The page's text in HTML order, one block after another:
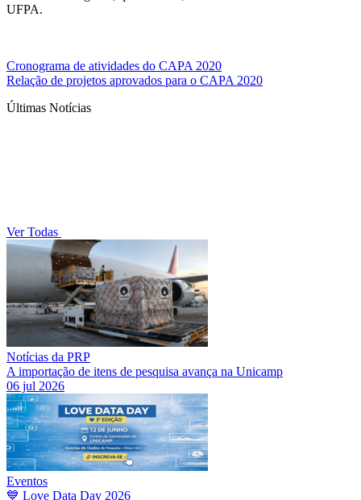
UFPA.
Cronograma de atividades do CAPA 2020
Relação de projetos aprovados para o CAPA 2020
Últimas Notícias
Ver Todas
Notícias da PRP
A importação de itens de pesquisa avança na Unicamp
06 jul 2026
Eventos
💙 Love Data Day 2026